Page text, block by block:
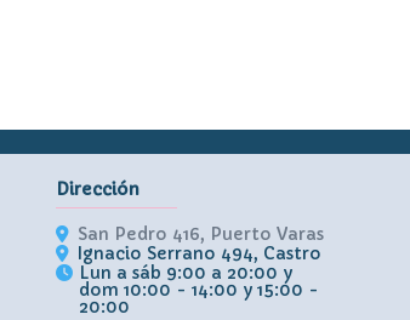
Dirección
San Pedro 416, Puerto Varas
Ignacio Serrano 494, Castro
Lun a sáb 9:00 a 20:00 y
dom 10:00 - 14:00 y 15:00 -
20:00